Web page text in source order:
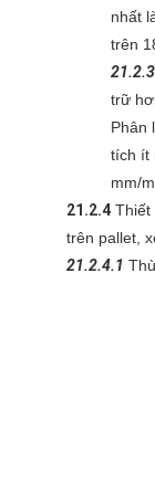
nhất
trên
trữ
Phân
tích ít
mm/
21.2.4 Thiết
trên pallet,
21.2.4.1